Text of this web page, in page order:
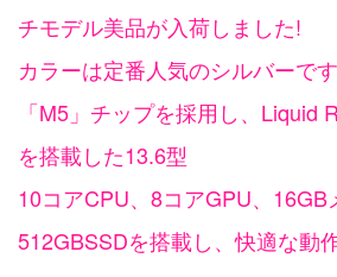
チモデル美品が入荷しました!
カラーは定番人気のシルバーです
「M5」チップを採用し、Liquid
を搭載した13.6型
10コアCPU、8コアGPU、16GB
512GBSSDを搭載し、快適な動